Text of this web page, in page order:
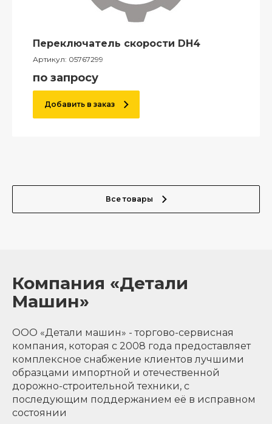
Переключатель скорости DH4
Артикул: 05767299
по запросу
Добавить в заказ
Все товары
Компания «Детали
Машин»
ООО «Детали машин» - торгово-сервисная
компания, которая с 2008 года предоставляет
комплексное снабжение клиентов лучшими
образцами импортной и отечественной
дорожно-строительной техники, с
последующим поддержанием её в исправном
состоянии